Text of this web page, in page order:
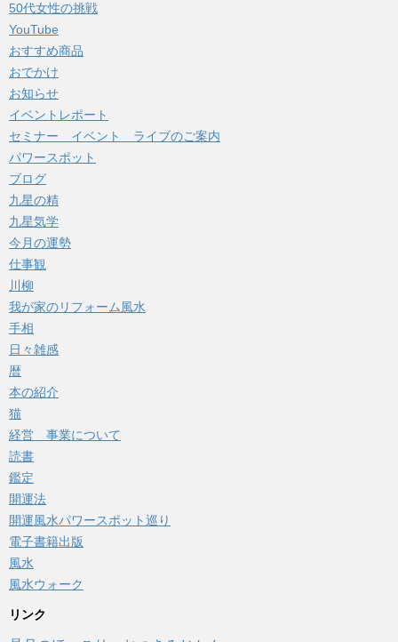
ブ
50代女性の挑戦
YouTube
おすすめ商品
おでかけ
お知らせ
イベントレポート
セミナー イベント ライブのご案内
パワースポット
ブログ
九星の精
九星気学
今月の運勢
仕事観
川柳
我が家のリフォーム風水
手相
日々雑感
暦
本の紹介
猫
経営 事業について
読書
鑑定
開運法
開運風水パワースポット巡り
電子書籍出版
風水
風水ウォーク
リンク